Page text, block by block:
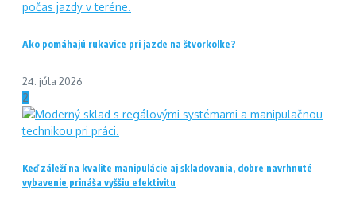
Ako pomáhajú rukavice pri jazde na štvorkolke?
24. júla 2026
2
Keď záleží na kvalite manipulácie aj skladovania, dobre navrhnuté
vybavenie prináša vyššiu efektivitu